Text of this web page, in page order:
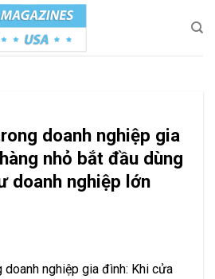
doanh nghiệp gia
nhỏ bắt đầu dùng
doanh nghiệp lớn